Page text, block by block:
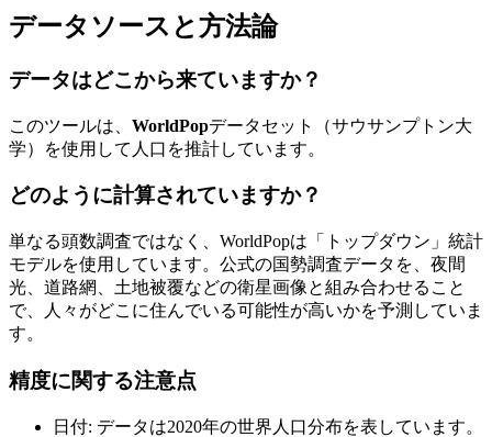
データソースと方法論
データはどこから来ていますか？
このツールは、 WorldPopデータセット（サウサンプトン大
学）を使用して人口を推計しています。
どのように計算されていますか？
単なる頭数調査ではなく、WorldPopは「トップダウン」統計
モデルを使用しています。公式の国勢調査データを、夜間
光、道路網、土地被覆などの衛星画像と組み合わせること
で、人々がどこに住んでいる可能性が高いかを予測していま
す。
精度に関する注意点
日付: データは2020年の世界人口分布を表しています。